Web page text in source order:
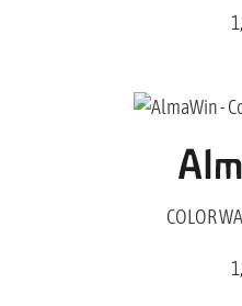
COLOR